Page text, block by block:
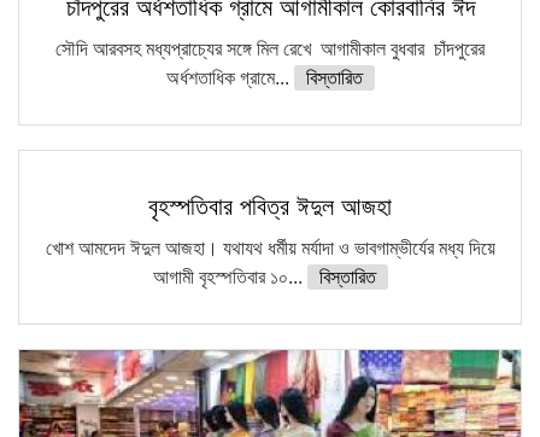
চাঁদপুরের অর্ধশতাধিক গ্রামে আগামীকাল কোরবানির ঈদ
সৌদি আরবসহ মধ্যপ্রাচ্যের সঙ্গে মিল রেখে আগামীকাল বুধবার চাঁদপুরের
অর্ধশতাধিক গ্রামে...
বিস্তারিত
বৃহস্পতিবার পবিত্র ঈদুল আজহা
খোশ আমদেদ ঈদুল আজহা। যথাযথ ধর্মীয় মর্যাদা ও ভাবগাম্ভীর্যের মধ্য দিয়ে
আগামী বৃহস্পতিবার ১০...
বিস্তারিত